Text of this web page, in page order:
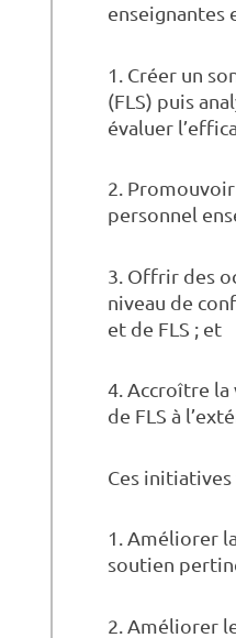
enseignantes
1. Créer un
(FLS) puis
évaluer
2.
personnel
3. Offrir des
niveau de
et de FLS ; et
4. Accroître
de FLS à
Ces initiatives
1. Améliorer
soutien
2. Améliorer